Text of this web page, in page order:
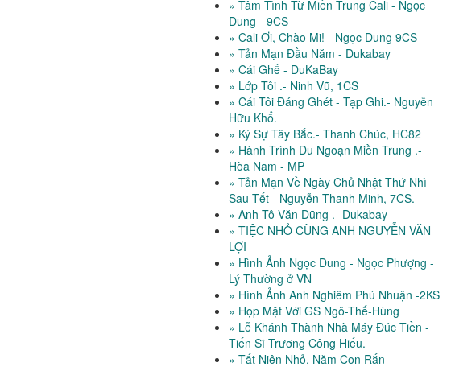
» Tâm Tình Từ Miền Trung Cali - Ngọc
Dung - 9CS
» Cali Ơi, Chào Mi! - Ngọc Dung 9CS
» Tản Mạn Đầu Năm - Dukabay
» Cái Ghế - DuKaBay
» Lớp Tôi .- Ninh Vũ, 1CS
» Cái Tôi Đáng Ghét - Tạp Ghi.- Nguyễn
Hữu Khổ.
» Ký Sự Tây Bắc.- Thanh Chúc, HC82
» Hành Trình Du Ngoạn Miền Trung .-
Hòa Nam - MP
» Tản Mạn Về Ngày Chủ Nhật Thứ Nhì
Sau Tết - Nguyễn Thanh Minh, 7CS.-
» Anh Tô Văn Dũng .- Dukabay
» TIỆC NHỎ CÙNG ANH NGUYỄN VĂN
LỢI
» Hình Ảnh Ngọc Dung - Ngọc Phượng -
Lý Thường ở VN
» Hình Ảnh Anh Nghiêm Phú Nhuận -2KS
» Họp Mặt Với GS Ngô-Thế-Hùng
» Lễ Khánh Thành Nhà Máy Đúc Tiền -
Tiến Sĩ Trương Công Hiếu.
» Tất Niên Nhỏ, Năm Con Rắn